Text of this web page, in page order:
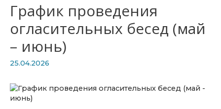
График проведения
огласительных бесед (май
– июнь)
25.04.2026